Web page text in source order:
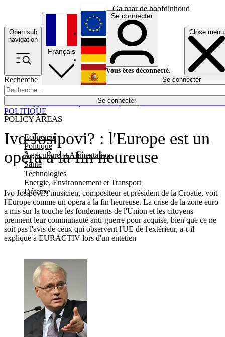
Ga naar de hoofdinhoud
Open sub
navigation
Close menu
Recherche
Se connecter
POLICY AREAS
Economie
Politique
Agriculture et Alimentation
Santé
Technologies
Energie, Environnement et Transport
Défense
Économie
Français
English
Deutsch
Español
Se connecter
Vous êtes déconnecté.
Se connecter
Ivo Josipovi? : l'Europe est un
opéra à la fin heureuse
Ivo Josipovi?, musicien, compositeur et président de la Croatie, voit
l'Europe comme un opéra à la fin heureuse. La crise de la zone euro
a mis sur la touche les fondements de l'Union et les citoyens
prennent leur communauté anti-guerre pour acquise, bien que ce ne
soit pas l'avis de ceux qui observent l'UE de l'extérieur, a-t-il
expliqué à EURACTIV lors d'un entetien
POLITIQUE